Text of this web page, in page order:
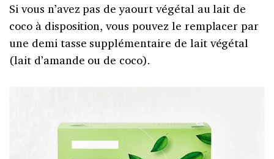
Si vous n’avez pas de yaourt végétal au lait de
coco à disposition, vous pouvez le remplacer par
une demi tasse supplémentaire de lait végétal
(lait d’amande ou de coco).